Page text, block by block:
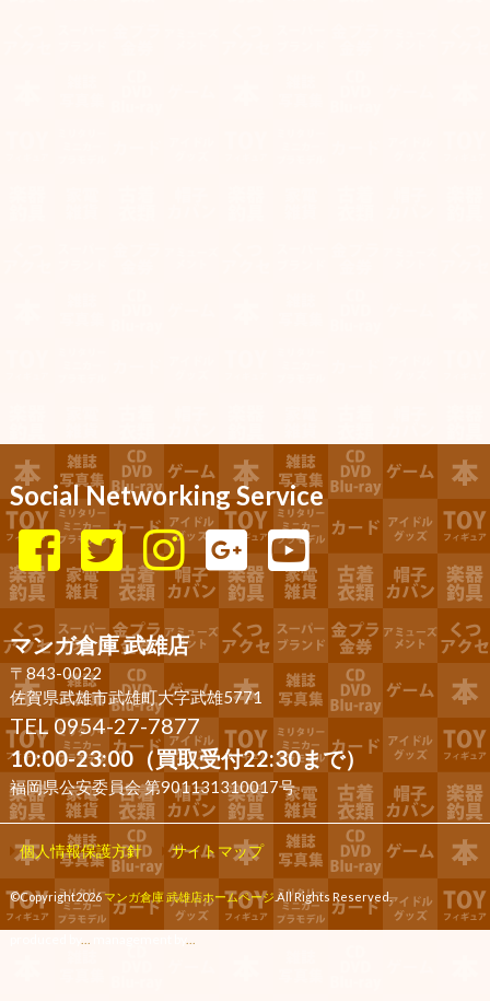
Social Networking Service
マンガ倉庫 武雄店
〒843-0022
佐賀県武雄市武雄町大字武雄5771
TEL 0954-27-7877
10:00-23:00（買取受付22:30まで）
福岡県公安委員会 第901131310017号
個人情報保護方針 サイトマップ
©Copyright2026マンガ倉庫 武雄店ホームページ .All Rights Reserved.
... ...